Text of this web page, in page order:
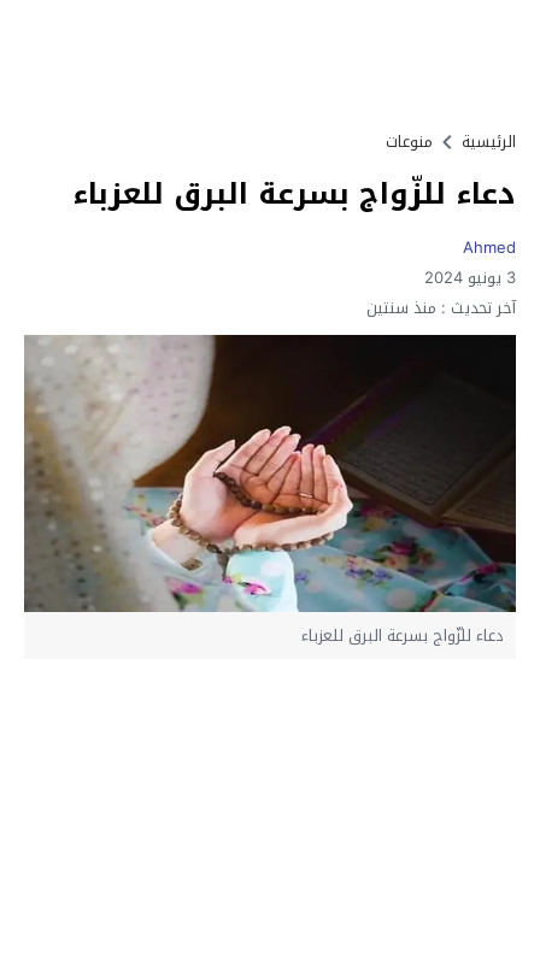
الرئيسية منوعات
دعاء للزّواج بسرعة البرق للعزباء
Ahmed
3 يونيو 2024
آخر تحديث : منذ سنتين
دعاء للزّواج بسرعة البرق للعزباء